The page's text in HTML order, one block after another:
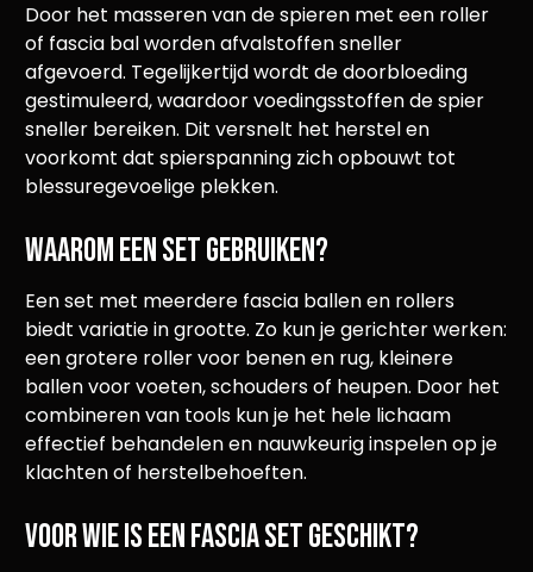
Door het masseren van de spieren met een roller
of fascia bal worden afvalstoffen sneller
afgevoerd. Tegelijkertijd wordt de doorbloeding
gestimuleerd, waardoor voedingsstoffen de spier
sneller bereiken. Dit versnelt het herstel en
voorkomt dat spierspanning zich opbouwt tot
blessuregevoelige plekken.
Waarom een set gebruiken?
Een set met meerdere fascia ballen en rollers
biedt variatie in grootte. Zo kun je gerichter werken:
een grotere roller voor benen en rug, kleinere
ballen voor voeten, schouders of heupen. Door het
combineren van tools kun je het hele lichaam
effectief behandelen en nauwkeurig inspelen op je
klachten of herstelbehoeften.
Voor wie is een fascia set geschikt?